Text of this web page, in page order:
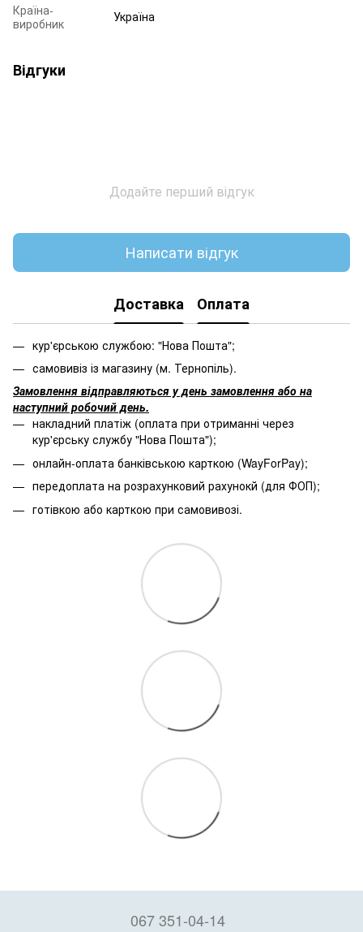
Країна-
виробник
Україна
Відгуки
Додайте перший відгук
Написати відгук
Доставка Оплата
кур'єрською службою: "Нова Пошта";
самовивіз із магазину (м. Тернопіль).
Замовлення відправляються у день замовлення або на
наступний робочий день.
накладний платіж (оплата при отриманні через
кур'єрську службу "Нова Пошта");
онлайн-оплата банківською карткою (WayForPay);
передоплата на розрахунковий рахунокй (для ФОП);
готівкою або карткою при самовивозі.
067 351-04-14